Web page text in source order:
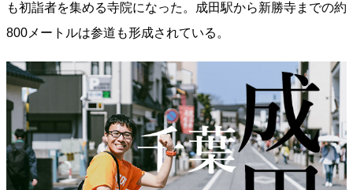
も初詣者を集める寺院になった。成田駅から新勝寺までの約
800メートルは参道も形成されている。